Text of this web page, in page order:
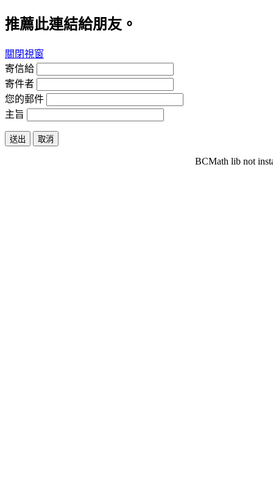
推薦此連結給朋友。
關閉視窗
寄信給
寄件者
您的郵件
主旨
送出 取消
BCMath lib not